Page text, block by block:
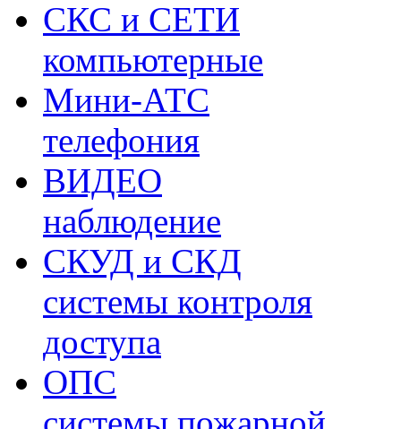
СКС и СЕТИ
компьютерные
Мини-АТС
телефония
ВИДЕО
наблюдение
СКУД и СКД
системы контроля
доступа
ОПС